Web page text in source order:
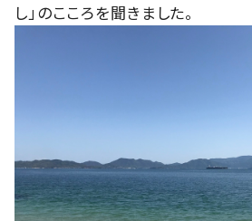
し」のこころを聞きました。